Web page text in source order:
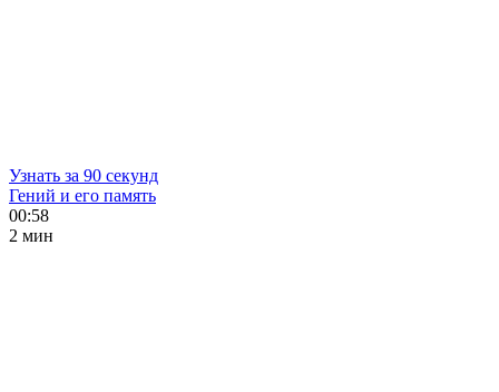
Узнать за 90 секунд
Гений и его память
00:58
2 мин